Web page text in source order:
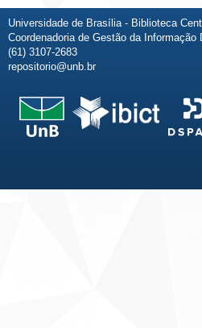
Universidade de Brasília - Biblioteca
Coordenadoria de Gestão da Informação
(61) 3107-2683
repositorio@unb.br